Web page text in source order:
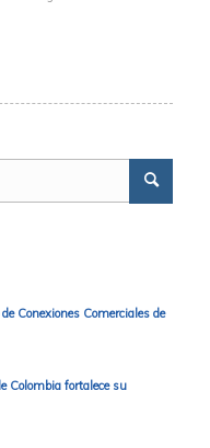
Conexiones Comerciales de
Colombia fortalece su